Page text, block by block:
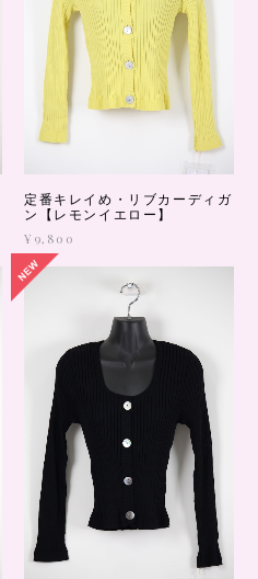
定番キレイめ・リブカーディガ
ン【レモンイエロー】
¥9,800